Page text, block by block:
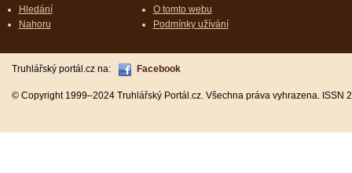
Hledání
Nahoru
O tomto webu
Podmínky užívání
Truhlářský portál.cz na: Facebook
© Copyright 1999–2024 Truhlářský Portál.cz. Všechna práva vyhrazena.